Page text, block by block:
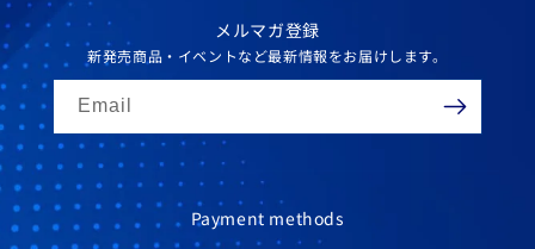
メルマガ登録
新発売商品・イベントなど最新情報をお届けします。
Email
Payment methods